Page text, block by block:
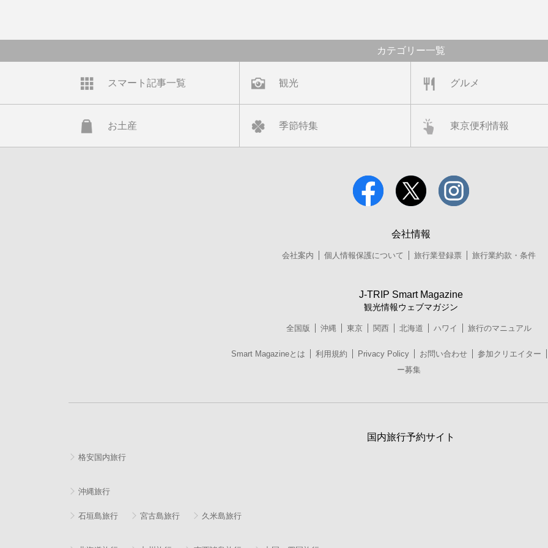
カテゴリー一覧
スマート記事一覧 観光 グルメ
お土産 季節特集 東京便利情報
会社情報
会社案内 個人情報保護について 旅行業登録票 旅行業約款・条件
J-TRIP Smart Magazine
観光情報ウェブマガジン
全国版 沖縄 東京 関西 北海道 ハワイ 旅行のマニュアル
Smart Magazineとは 利用規約 Privacy Policy お問い合わせ 参加クリエイター
ー募集
国内旅行予約サイト
格安国内旅行
沖縄旅行
石垣島旅行 宮古島旅行 久米島旅行